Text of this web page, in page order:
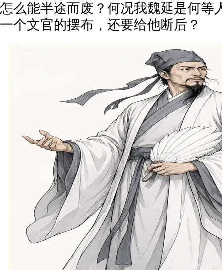
怎么能半途而废？何况我魏延是何等
一个文官的摆布，还要给他断后？